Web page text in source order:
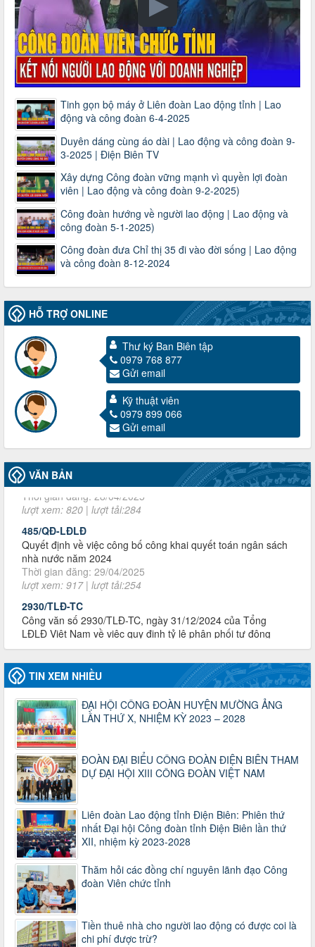
Tinh gọn bộ máy ở Liên đoàn Lao động tỉnh | Lao
động và công đoàn 6-4-2025
Duyên dáng cùng áo dài | Lao động và công đoàn 9-
3-2025 | Điện Biên TV
Xây dựng Công đoàn vững mạnh vì quyền lợi đoàn
viên | Lao động và công đoàn 9-2-2025)
Công đoàn hướng về người lao động | Lao động và
công đoàn 5-1-2025)
Công đoàn đưa Chỉ thị 35 đi vào đời sống | Lao động
và công đoàn 8-12-2024
HỖ TRỢ ONLINE
Thư ký Ban Biên tập
0979 768 877
Gửi email
Kỹ thuật viên
0979 899 066
Gửi email
VĂN BẢN
3716/TLD-TC
Công văn hướng dẫn công tác quả lý tài chính, tài sản công
đoàn khi đơn vị sát nhập, chấm dứt hoạt động
Thời gian đăng: 13/04/2025
lượt xem: 2004 | lượt tải:719
60/TB-LĐLĐ
Thông báo công khai dự toán thu, chi tài chính công đoàn
LĐLĐ tỉnh Điện Biên năm 2025
Thời gian đăng: 28/04/2025
lượt xem: 820 | lượt tải:284
485/QĐ-LĐLĐ
Quyết định về việc công bố công khai quyết toán ngân sách
nhà nước năm 2024
Thời gian đăng: 29/04/2025
lượt xem: 917 | lượt tải:254
2930/TLĐ-TC
Công văn số 2930/TLĐ-TC, ngày 31/12/2024 của Tổng
LĐLĐ Việt Nam về việc quy định tỷ lệ phân phối tự động
KPCĐ 2% qua tài khoản Công đoàn Việt Nam về các cấp
Công đoàn năm 2025
Thời gian đăng: 06/01/2025
lượt xem: 1067 | lượt tải:437
47-TTCĐ/BTGTU
Thông tin chuyên đề: Một số nôi dung về sắp xếp tổ chức bộ
máy của hệ thống chính trị tinh gọn, hoạt động hiệu lực, hiệu
quả
Thời gian đăng: 25/12/2024
lượt xem: 1225 | lượt tải:339
37/HD-TLĐ
Hướng dẫn Công đoàn với việc tổ chức và hoạt động của
Ban Thanh tra Nhân dân
Thời gian đăng: 27/12/2024
lượt xem: 4949 | lượt tải:1352
35/HD-TLĐ
Hướng dẫn thực hiện một số nội dung chi liên quan đến
công tác kiểm tra, giám sát tại Công đoàn cơ sở
Thời gian đăng: 27/12/2024
lượt xem: 2075 | lượt tải:507
50/2024/QH/15
Luật Công đoàn 2024
Thời gian đăng: 25/12/2024
lượt xem: 4226 | lượt tải:321
TIN XEM NHIỀU
ĐẠI HỘI CÔNG ĐOÀN HUYỆN MƯỜNG ẢNG
LẦN THỨ X, NHIỆM KỲ 2023 – 2028
ĐOÀN ĐẠI BIỂU CÔNG ĐOÀN ĐIỆN BIÊN THAM
DỰ ĐẠI HỘI XIII CÔNG ĐOÀN VIỆT NAM
Liên đoàn Lao động tỉnh Điện Biên: Phiên thứ
nhất Đại hội Công đoàn tỉnh Điện Biên lần thứ
XII, nhiệm kỳ 2023-2028
Thăm hỏi các đồng chí nguyên lãnh đạo Công
đoàn Viên chức tỉnh
Tiền thuê nhà cho người lao động có được coi là
chi phí được trừ?